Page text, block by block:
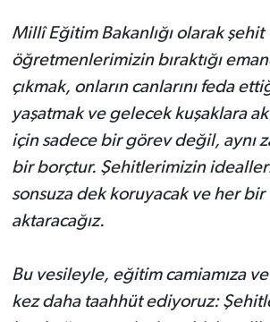
Millî Eğitim Bakanlığı olarak şehit
öğretmenlerimizin bıraktığı
çıkmak, onların canlarını feda
yaşatmak ve gelecek kuşaklara
için sadece bir görev değil, aynı
bir borçtur. Şehitlerimizin
sonsuza dek koruyacak ve her bir
aktaracağız.
Bu vesileyle, eğitim camiamıza
kez daha taahhüt ediyoruz: